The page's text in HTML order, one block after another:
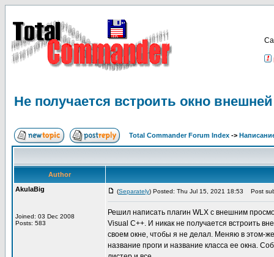
Не получается встроить окно
Total Commander Forum Index ->
Author
AkulaBig
Joined: 03 Dec 2008
Posts: 583
(Separately) Posted: Thu Jul 15, 2021 18:53 Post
Решил написать плагин WLX с внешним
Visual C++. И никак не получается встроить
своем окне, чтобы я не делал. Меняю в этом-
название проги и название класса ее окна.